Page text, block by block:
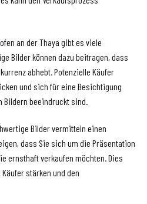
an der Thaya gibt es viele
Bilder können dazu beitragen, dass
abhebt. Potenzielle Käufer
und sich für eine Besichtigung
beeindruckt sind.
Bilder vermitteln einen
dass Sie sich um die Präsentation
ernsthaft verkaufen möchten. Dies
stärken und den